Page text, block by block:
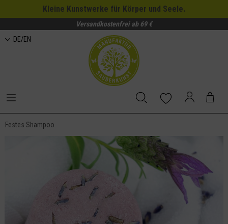
Kleine Kunstwerke für Körper und Seele.
Versandkostenfrei ab 69 €
DE/EN
Festes Shampoo